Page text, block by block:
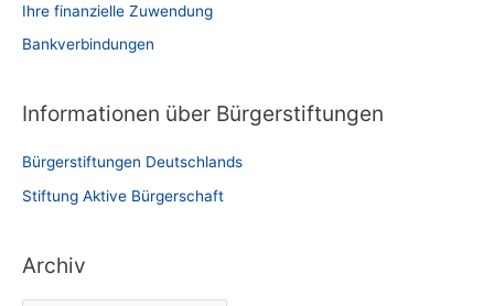
Ihre finanzielle Zuwendung
Bankverbindungen
Informationen über Bürgerstiftungen
Bürgerstiftungen Deutschlands
Stiftung Aktive Bürgerschaft
Archiv